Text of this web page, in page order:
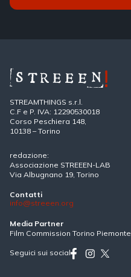
STREAMTHINGS s.r.l.
C.F e P. IVA: 12290530018
Corso Peschiera 148,
10138 – Torino
redazione:
Associazione STREEEN-LAB
Via Albugnano 19, Torino
Contatti
info@streeen.org
Media Partner
Film Commission Torino Piemonte
Seguici sui social